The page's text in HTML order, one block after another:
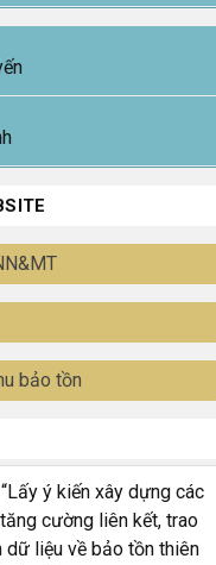
bảo tồn
ý kiến xây dựng các
cường liên kết, trao
liệu về bảo tồn thiên